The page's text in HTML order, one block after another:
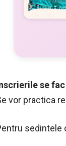
se fac
vor practica
sedintele